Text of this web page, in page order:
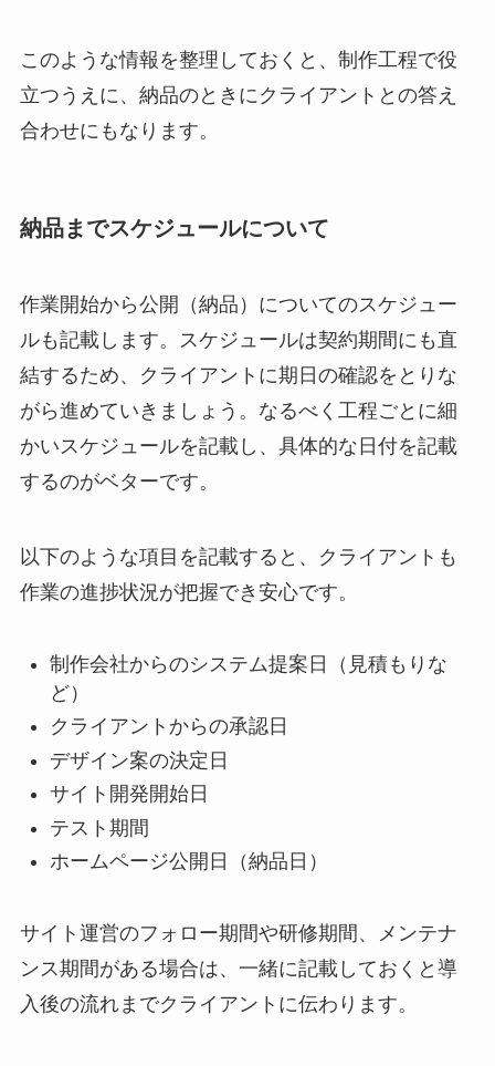
このような情報を整理しておくと、制作工程で役
立つうえに、納品のときにクライアントとの答え
合わせにもなります。
納品までスケジュールについて
作業開始から公開（納品）についてのスケジュー
ルも記載します。スケジュールは契約期間にも直
結するため、クライアントに期日の確認をとりな
がら進めていきましょう。なるべく工程ごとに細
かいスケジュールを記載し、具体的な日付を記載
するのがベターです。
以下のような項目を記載すると、クライアントも
作業の進捗状況が把握でき安心です。
制作会社からのシステム提案日（見積もりな
ど）
クライアントからの承認日
デザイン案の決定日
サイト開発開始日
テスト期間
ホームページ公開日（納品日）
サイト運営のフォロー期間や研修期間、メンテナ
ンス期間がある場合は、一緒に記載しておくと導
入後の流れまでクライアントに伝わります。